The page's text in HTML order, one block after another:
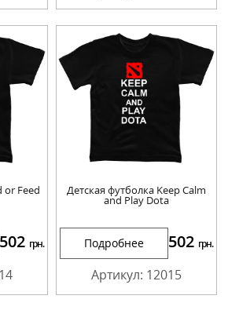
or Feed
502 грн.
Детская футболка Keep Calm
and Play Dota
Подробнее 502 грн.
Артикул: 12015